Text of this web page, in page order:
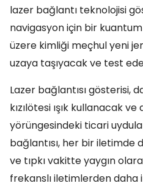
lazer bağlantı teknolojisi
navigasyon için bir
üzere kimliği meçhul yeni
uzaya taşıyacak ve test
Lazer bağlantısı gösterisi,
kızılötesi ışık kullanacak
yörüngesindeki ticari
bağlantısı, her bir
ve tıpkı vakitte yaygın
frekanslı iletimlerden daha